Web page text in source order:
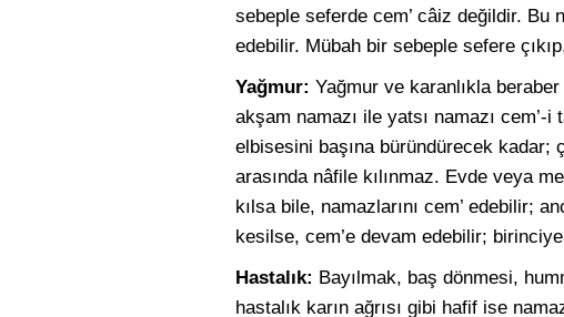
sebeple seferde cem’ câiz değildir. Bu
edebilir. Mübah bir sebeple sefere
Yağmur: Yağmur ve karanlıkla
akşam namazı ile yatsı namazı
elbisesini başına büründürecek kadar;
arasında nâfile kılınmaz. Evde veya
kılsa bile, namazlarını cem’ edebilir;
kesilse, cem’e devam edebilir;
Hastalık: Bayılmak, baş dönmesi,
hastalık karın ağrısı gibi hafif ise